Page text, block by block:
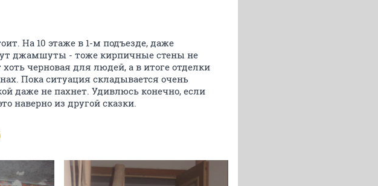
На 10 этаже в 1-м подъезде, даже
джамшуты - тоже кирпичные стены не
черновая для людей, а в итоге отделки
Пока ситуация складывается очень
даже не пахнет. Удивлюсь конечно, если
наверно из другой сказки.